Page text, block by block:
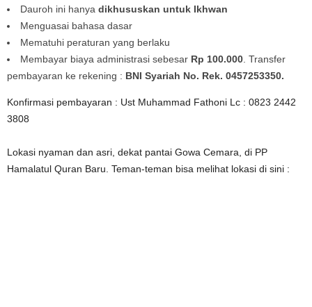
Dauroh ini hanya dikhususkan untuk Ikhwan
Menguasai bahasa dasar
Mematuhi peraturan yang berlaku
Membayar biaya administrasi sebesar Rp 100.000. Transfer
pembayaran ke rekening : BNI Syariah No. Rek. 0457253350.
Konfirmasi pembayaran : Ust Muhammad Fathoni Lc : 0823 2442
3808
Lokasi nyaman dan asri, dekat pantai Gowa Cemara, di PP
Hamalatul Quran Baru. Teman-teman bisa melihat lokasi di sini :